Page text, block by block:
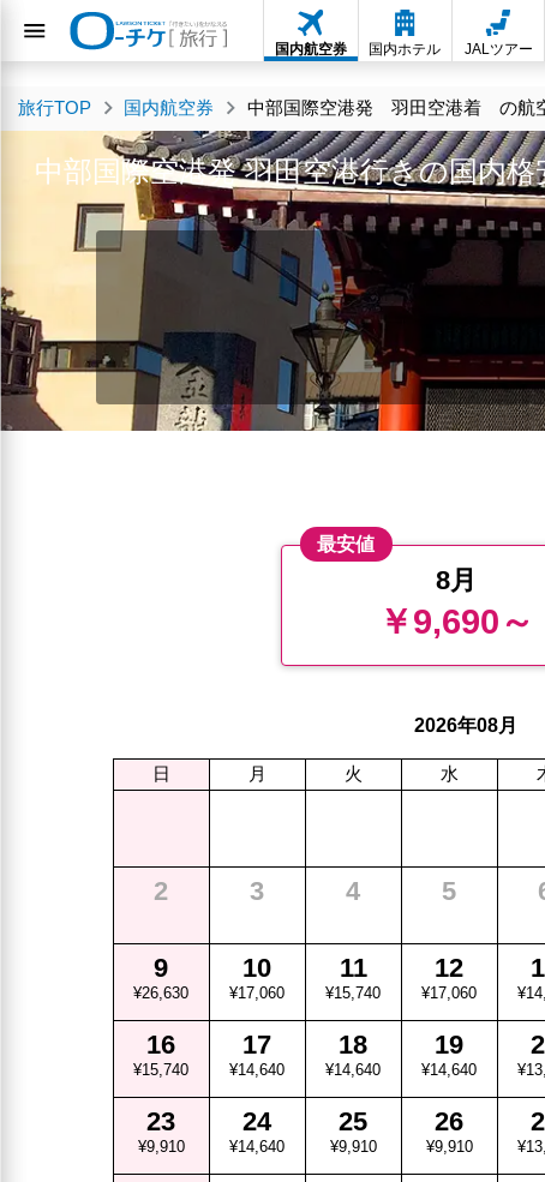
国内航空券 国内ホテル JALツアー
旅行TOP 国内航空券 中部国際空港発 羽田空港着 の航
中部国際空港発 羽田空港行きの国内
最安値
8月
￥9,690～
2026年08月
日 月 火 水
2 3 4 5
9
¥26,630
10
¥17,060
11
¥15,740
12
¥17,060
16
¥15,740
17
¥14,640
18
¥14,640
19
¥14,640
23
¥9,910
24
¥14,640
25
¥9,910
26
¥9,910